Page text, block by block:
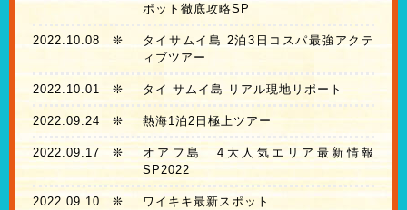
ポット徹底攻略SP
2022.10.08 ❊
タイサムイ島 2泊3日コスパ最強アクテ
ィブツアー
2022.10.01 ❊ タイ サムイ島 リアル現地リポート
2022.09.24 ❊ 熱海1泊2日極上ツアー
2022.09.17 ❊
オアフ島 4大人気エリア最新情報
SP2022
2022.09.10 ❊ ワイキキ最新スポット